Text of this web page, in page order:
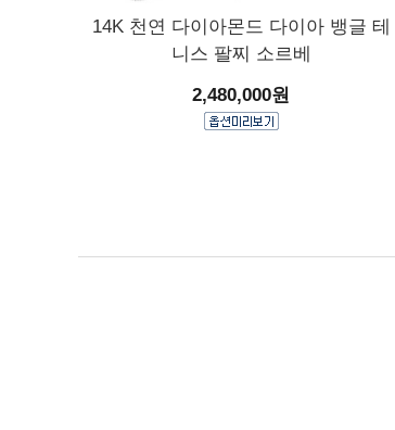
14K 천연 다이아몬드 다이아 뱅글 테
니스 팔찌 소르베
2,480,000원